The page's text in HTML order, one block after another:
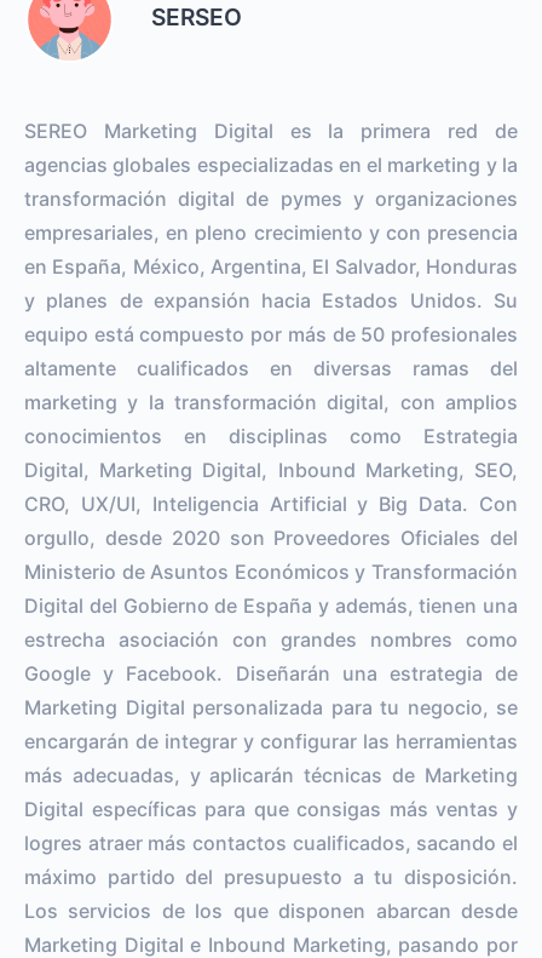
SERSEO
SEREO Marketing Digital es la primera red de
agencias globales especializadas en el marketing y la
transformación digital de pymes y organizaciones
empresariales, en pleno crecimiento y con presencia
en España, México, Argentina, El Salvador, Honduras
y planes de expansión hacia Estados Unidos. Su
equipo está compuesto por más de 50 profesionales
altamente cualificados en diversas ramas del
marketing y la transformación digital, con amplios
conocimientos en disciplinas como Estrategia
Digital, Marketing Digital, Inbound Marketing, SEO,
CRO, UX/UI, Inteligencia Artificial y Big Data. Con
orgullo, desde 2020 son Proveedores Oficiales del
Ministerio de Asuntos Económicos y Transformación
Digital del Gobierno de España y además, tienen una
estrecha asociación con grandes nombres como
Google y Facebook. Diseñarán una estrategia de
Marketing Digital personalizada para tu negocio, se
encargarán de integrar y configurar las herramientas
más adecuadas, y aplicarán técnicas de Marketing
Digital específicas para que consigas más ventas y
logres atraer más contactos cualificados, sacando el
máximo partido del presupuesto a tu disposición.
Los servicios de los que disponen abarcan desde
Marketing Digital e Inbound Marketing, pasando por